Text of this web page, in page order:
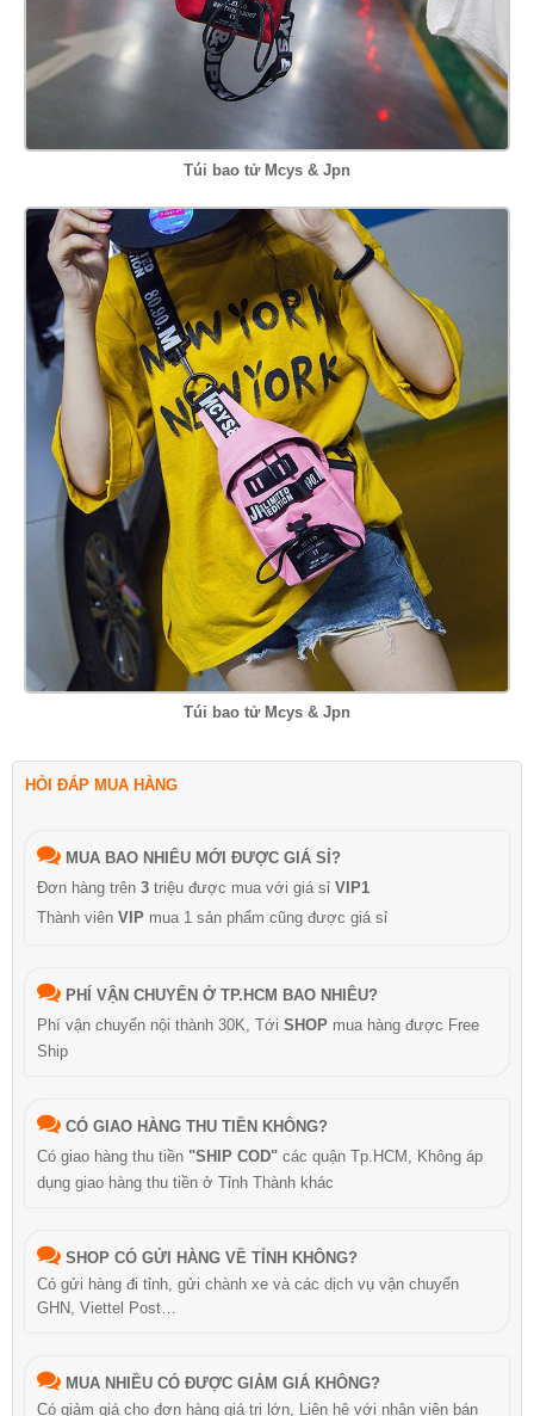
Túi bao tử Mcys & Jpn
Túi bao tử Mcys & Jpn
HỎI ĐÁP MUA HÀNG
MUA BAO NHIÊU MỚI ĐƯỢC GIÁ SỈ?
Đơn hàng trên 3 triệu được mua với giá sỉ VIP1
Thành viên VIP mua 1 sản phẩm cũng được giá sỉ
PHÍ VẬN CHUYỂN Ở TP.HCM BAO NHIÊU?
Phí vận chuyển nội thành 30K, Tới SHOP mua hàng được Free
Ship
CÓ GIAO HÀNG THU TIỀN KHÔNG?
Có giao hàng thu tiền "SHIP COD" các quận Tp.HCM, Không áp
dụng giao hàng thu tiền ở Tỉnh Thành khác
SHOP CÓ GỬI HÀNG VỀ TỈNH KHÔNG?
Có gửi hàng đi tỉnh, gửi chành xe và các dịch vụ vận chuyển
GHN, Viettel Post…
MUA NHIỀU CÓ ĐƯỢC GIẢM GIÁ KHÔNG?
Có giảm giá cho đơn hàng giá trị lớn, Liên hệ với nhân viên bán